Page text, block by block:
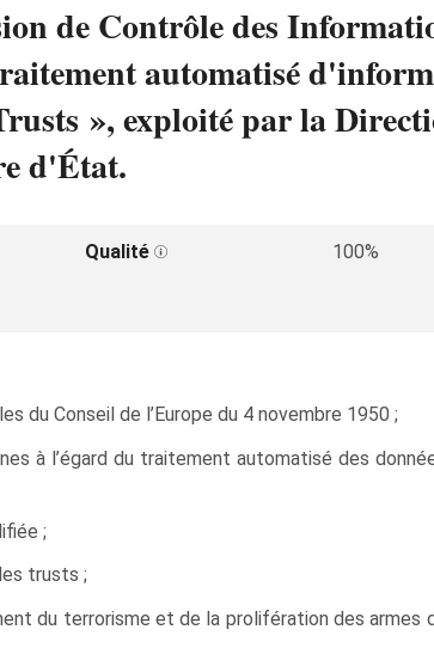
de Contrôle des
automatisé
», exploité par la
d'État.
Qualité
100%
du Conseil de l’Europe du 4 novembre 1950 ;
à l’égard du traitement automatisé des
;
trusts ;
du terrorisme et de la prolifération des armes